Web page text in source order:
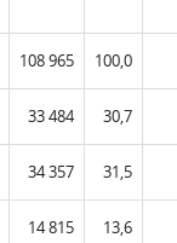
108 965 100,0
33 484 30,7
34 357 31,5
14 815 13,6